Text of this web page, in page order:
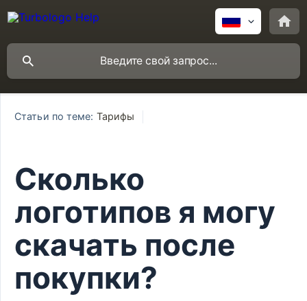
Статьи по теме: Тарифы
Сколько
логотипов я могу
скачать после
покупки?